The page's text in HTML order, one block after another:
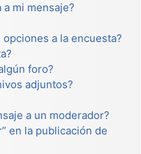
mi mensaje?
a la encuesta?
foro?
adjuntos?
a un moderador?
en la publicación de